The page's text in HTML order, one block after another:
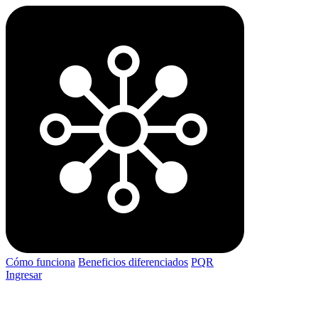
Cómo funciona Beneficios diferenciados PQR
Ingresar